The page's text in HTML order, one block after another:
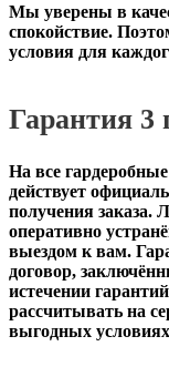
Мы уверены в
спокойствие.
условия для
Гарантия 3
На все
действует
получения заказа.
оперативно
выездом к вам.
договор,
истечении
рассчитывать на
выгодных